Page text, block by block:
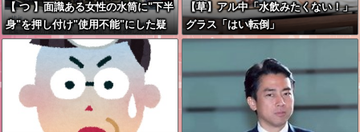
【 つ 】面識ある女性の水筒に"下半
身"を押し付け"使用不能"にした疑
い 66歳男を「器物損壊」容疑で逮
捕 札幌市
【草】アル中「水飲みたくない！」
グラス「はい転倒」